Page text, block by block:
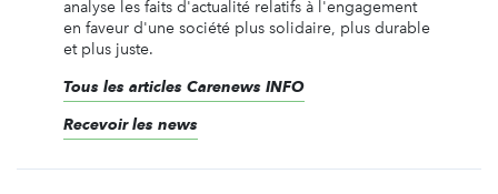
analyse les faits d'actualité relatifs à l'engagement
en faveur d'une société plus solidaire, plus durable
et plus juste.
Tous les articles Carenews INFO
Recevoir les news